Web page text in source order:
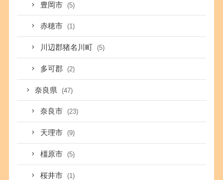
豊岡市 (5)
赤穂市 (1)
川辺郡猪名川町 (5)
多可郡 (2)
奈良県 (47)
奈良市 (23)
天理市 (9)
橿原市 (5)
桜井市 (1)